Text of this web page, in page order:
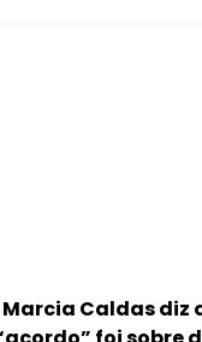
Caldas diz